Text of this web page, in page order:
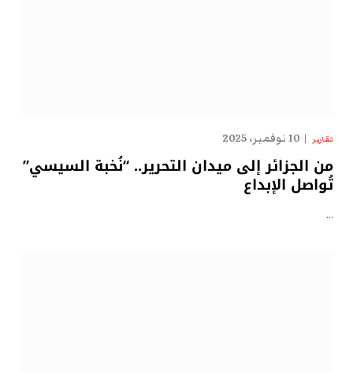
تقارير 10 نوفمبر، 2025
من الجزائر إلى ميدان التحرير.. “نُخبة السيسي”
تُواصل الإبداع
…